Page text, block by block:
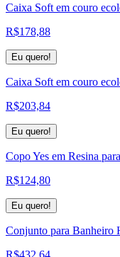
Caixa Soft em couro
R$178,88
Eu quero!
Caixa Soft em couro
R$203,84
Eu quero!
Copo Yes em Resina
R$124,80
Eu quero!
Conjunto para Banheiro
R$432,64